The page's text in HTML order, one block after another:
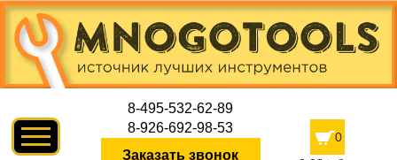
8-495-532-62-89
8-926-692-98-53
Заказать звонок
0